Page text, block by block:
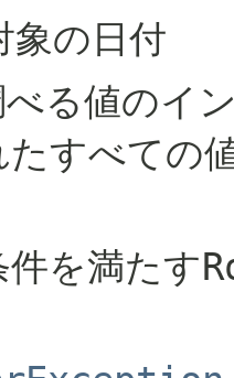
象の日付
べる値のイ
たすべての
を満たす